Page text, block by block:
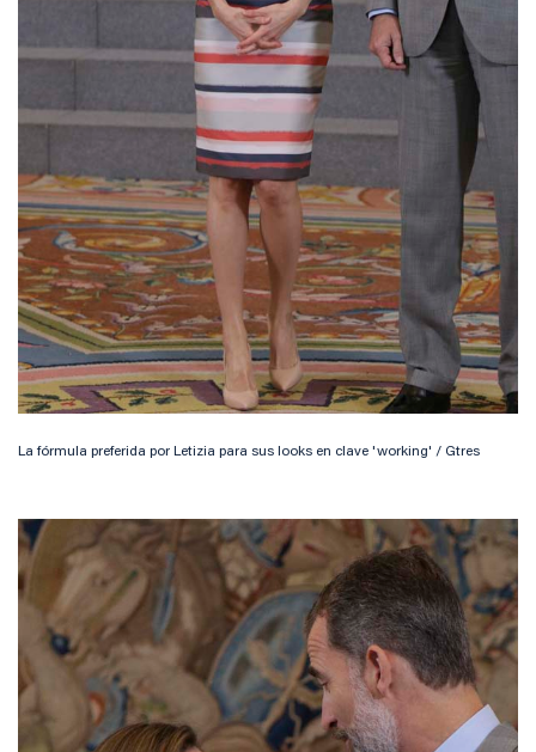
La fórmula preferida por Letizia para sus looks en clave 'working' / Gtres